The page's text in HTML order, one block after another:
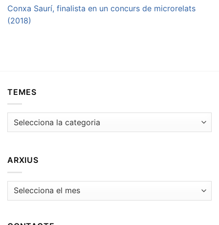
Conxa Saurí, finalista en un concurs de microrelats
(2018)
TEMES
Temes
ARXIUS
Arxius